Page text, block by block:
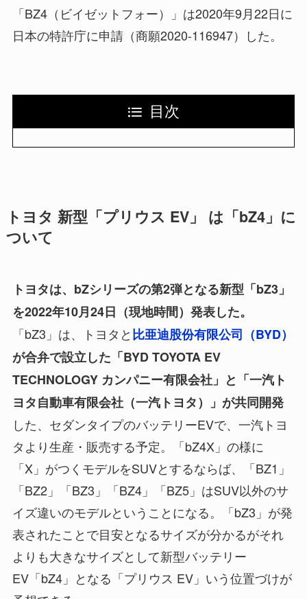
「BZ4（ビイゼットフォー）」は2020年9月22日に
日本の特許庁に申請（商願2020-116947）した。
目次
トヨタ 新型「プリウス EV」 は「bZ4」に
ついて
トヨタは、bZシリーズの第2弾となる新型「bZ3」
を2022年10月24日（現地時間）発表した。
「bZ3」は、トヨタと比亜迪股份有限公司（BYD）
が合弁で設立した「BYD TOYOTA EV
TECHNOLOGY カンパニー有限会社」と「一汽ト
ヨタ自動車有限会社（一汽トヨタ）」が共同開発
した、セダンタイプのバッテリーEVで、一汽トヨ
タより生産・販売する予定。「bZ4X」の様に
「X」がつくモデルをSUVとするならば、「BZ1」
「BZ2」「BZ3」「BZ4」「BZ5」はSUV以外のサ
イズ違いのモデルということになる。「bZ3」が発
表されたことで目安となるサイズが分かるがそれ
よりも大きなサイズとして新型バッテリー
EV「bZ4」となる「プリウス EV」いう位置づけが